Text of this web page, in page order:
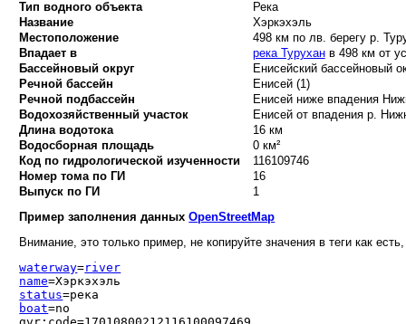
Тип водного объекта
Река
Название
Хэркэхэль
Местоположение
498 км по лв. берегу р.
Впадает в
река Туруханв 498 км от
Бассейновый округ
Енисейский бассейновый
Речной бассейн
Енисей (1)
Речной подбассейн
Енисей ниже впадения
Водохозяйственный участок
Енисей от впадения р.
Длина водотока
16 км
Водосборная площадь
0 км²
Код по гидрологической изученности
116109746
Номер тома по ГИ
16
Выпуск по ГИ
1
Пример заполнения данныхOpenStreetMap
Внимание, это только пример, не копируйте значения в теги как
waterway=river
name=Хэркэхэль
status=река
boat=no